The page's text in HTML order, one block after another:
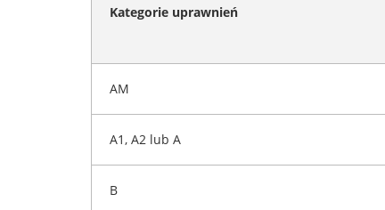
Kategorie uprawnień
AM
A1, A2 lub A
B